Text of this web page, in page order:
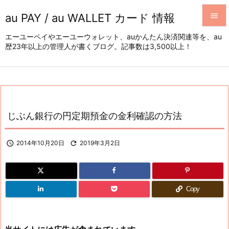
au PAY / au WALLET カード 情報
エーユーペイやエーユーウォレット、auかんたん決済関連等を、au
歴23年以上の管理人が書くブログ。記事数は3,500以上！



じぶん銀行の円定期預金の金利確認の方法
 2014年10月20日  2019年3月2日
Copy